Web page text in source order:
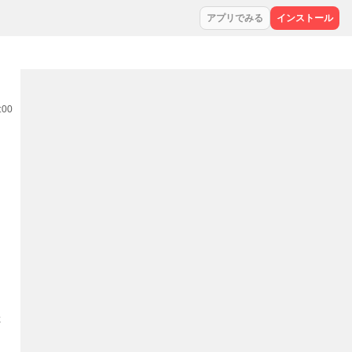
アプリでみる インストール